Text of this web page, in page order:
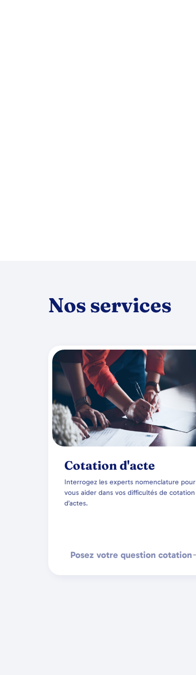
Nos services
Cotation d'acte
Interrogez les experts nomenclature pour
vous aider dans vos difficultés de cotation
d’actes.
Posez votre question cotation